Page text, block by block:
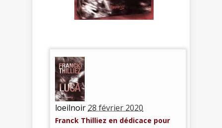
loeilnoir28 février 2020
Franck Thilliez en dédicace pour